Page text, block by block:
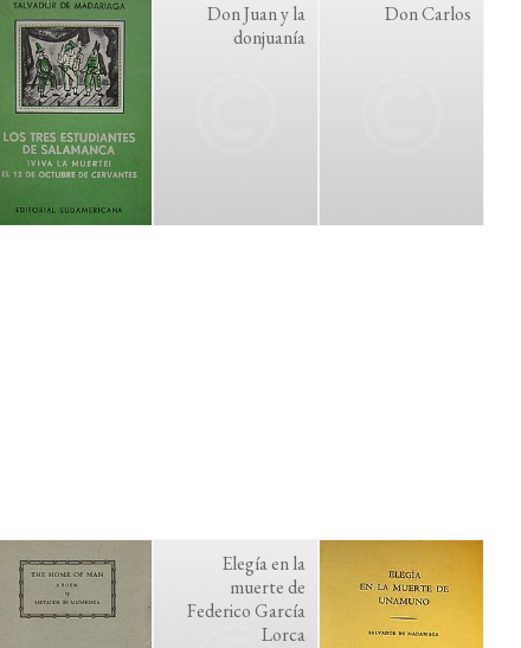
Don Juan y la
donjuanía
Don Carlos
Elegía en la
muerte de
Federico García
Lorca